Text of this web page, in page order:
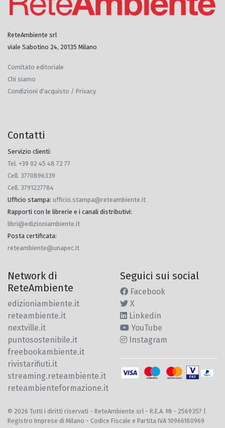
ReteAmbiente srl
viale Sabotino 24, 20135 Milano
Comitato editoriale
Chi siamo
Condizioni d'acquisto / Privacy
Contatti
Servizio clienti:
Tel. +39 02 45 48 72 77
Cell. 3770896339
Cell. 3791227784
Ufficio stampa: ufficio.stampa@reteambiente.it
Rapporti con le librerie e i canali distributivi:
libri@edizioniambiente.it
Posta certificata:
reteambiente@unapec.it
Network di
ReteAmbiente
edizioniambiente.it
reteambiente.it
nextville.it
puntosostenibile.it
freebookambiente.it
rivistarifiuti.it
streaming.reteambiente.it
reteambienteformazione.it
Seguici sui social
Facebook
X
Linkedin
YouTube
Instagram
© 2026 Tutti i diritti riservati - ReteAmbiente srl - R.E.A. MI - 2569357 |
Registro Imprese di Milano - Codice Fiscale e Partita IVA 10966180969